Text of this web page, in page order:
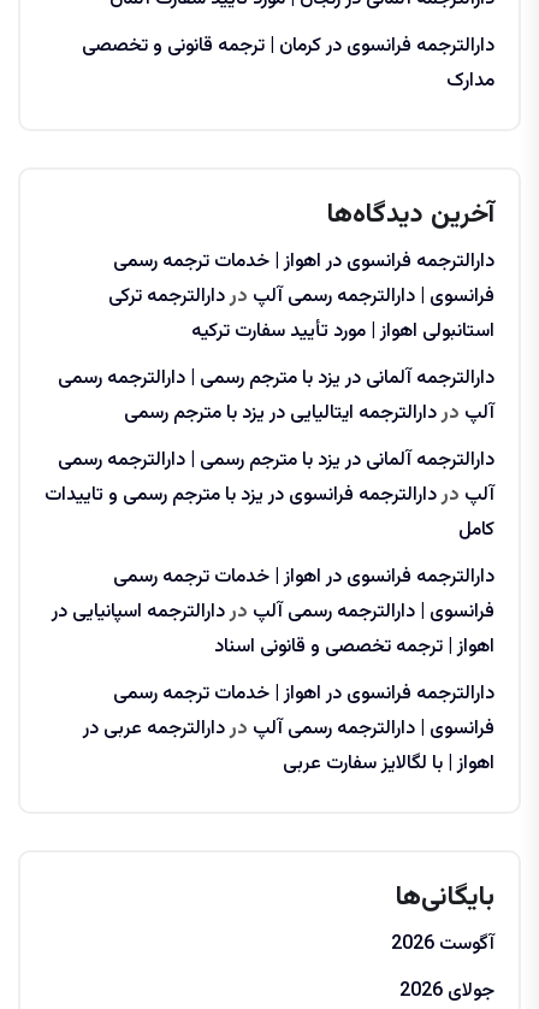
دارالترجمه فرانسوی در کرمان | ترجمه قانونی و تخصصی
مدارک
آخرین دیدگاه‌ها
دارالترجمه فرانسوی در اهواز | خدمات ترجمه رسمی
فرانسوی | دارالترجمه رسمی آلپ دردارالترجمه ترکی
استانبولی اهواز | مورد تأیید سفارت ترکیه
دارالترجمه آلمانی در یزد با مترجم رسمی | دارالترجمه رسمی
آلپ دردارالترجمه ایتالیایی در یزد با مترجم رسمی
دارالترجمه آلمانی در یزد با مترجم رسمی | دارالترجمه رسمی
آلپ دردارالترجمه فرانسوی در یزد با مترجم رسمی و تاییدات
کامل
دارالترجمه فرانسوی در اهواز | خدمات ترجمه رسمی
فرانسوی | دارالترجمه رسمی آلپ دردارالترجمه اسپانیایی در
اهواز | ترجمه تخصصی و قانونی اسناد
دارالترجمه فرانسوی در اهواز | خدمات ترجمه رسمی
فرانسوی | دارالترجمه رسمی آلپ دردارالترجمه عربی در
اهواز | با لگالایز سفارت عربی
بایگانی‌ها
آگوست 2026
جولای 2026